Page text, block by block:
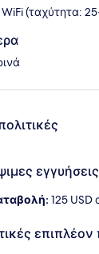
(ταχύτητα:
εγγυήσεις
125